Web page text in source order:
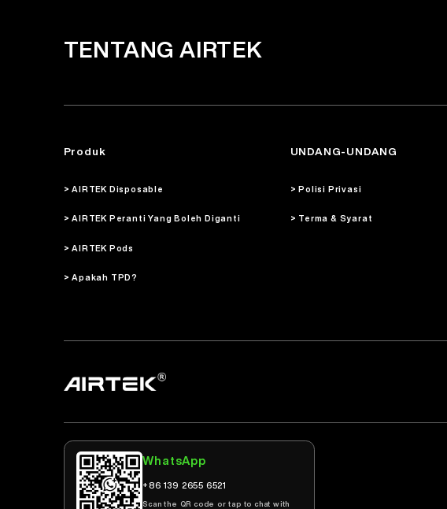
TENTANG AIRTEK
Produk
> AIRTEK Disposable
> AIRTEK Peranti Yang Boleh Diganti
> AIRTEK Pods
> Apakah TPD?
UNDANG-UNDANG
> Polisi Privasi
> Terma & Syarat
WhatsApp
+86 139 2655 6521
Scan the QR code or tap to chat with